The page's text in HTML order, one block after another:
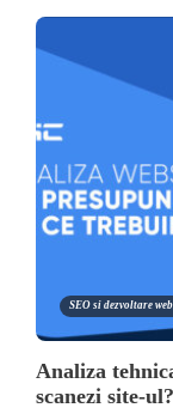
SEO si dezvoltare
Analiza
scanezi site-ul?